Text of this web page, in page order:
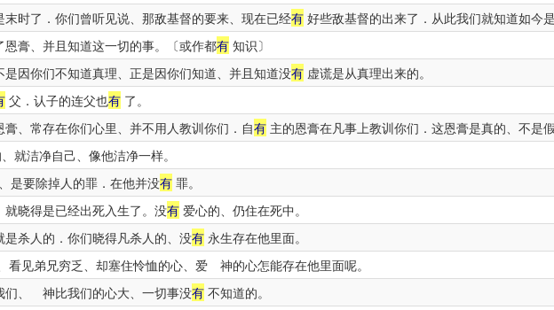
末时了．你们曾听见说、那敌基督的要来、现在已经有 好些敌基督的出来了．从此我们就知道如今是
恩膏、并且知道这一切的事。〔或作都有 知识〕
是因你们不知道真理、正是因你们知道、并且知道没有 虚谎是从真理出来的。
父．认子的连父也有 了。
、常存在你们心里、并不用人教训你们．自有 主的恩膏在凡事上教训你们．这恩膏是真的、不是
就洁净自己、像他洁净一样。
是要除掉人的罪．在他并没有 罪。
就晓得是已经出死入生了。没有 爱心的、仍住在死中。
是杀人的．你们晓得凡杀人的、没有 永生存在他里面。
看见弟兄穷乏、却塞住怜恤的心、爱 神的心怎能存在他里面呢。
们、 神比我们的心大、一切事没有 不知道的。